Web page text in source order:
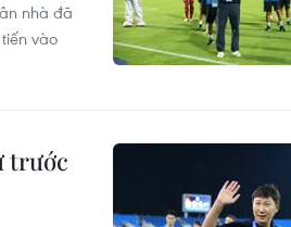
nhà đã
vào
trước